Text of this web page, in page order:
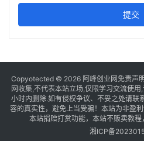
提交
Copyotected © 2026 阿峰创业网 免责声
网收集,不代表本站立场,仅限学习交流使
小时内删除.如有侵权争议、不妥之处请联
容的真实性，避免上当受骗！本站为非盈
本站捐赠打赏功能，本站不贩卖教程
湘ICP备